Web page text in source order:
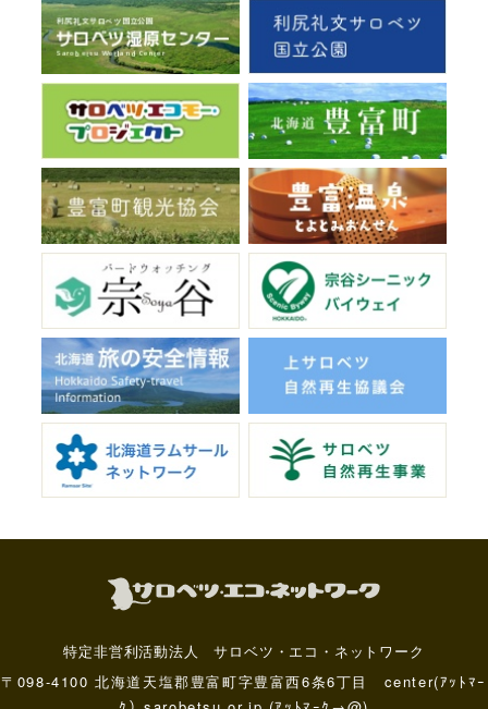
特定非営利活動法人 サロベツ・エコ・ネットワーク
〒098-4100 北海道天塩郡豊富町字豊富西6条6丁目 center(ｱｯﾄﾏｰ